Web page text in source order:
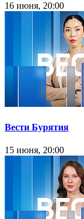
16 июня, 20:00
Вести Бурятия
15 июня, 20:00